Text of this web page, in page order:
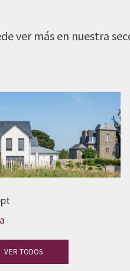
ver más en nuestra
VER TODOS